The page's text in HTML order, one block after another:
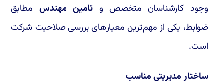
وجود کارشناسان متخصص و تامین مهندس مطابق
ضوابط، یکی از مهم‌ترین معیارهای بررسی صلاحیت شرکت
است.
ساختار مدیریتی مناسب